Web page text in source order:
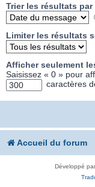
Trier les résultats par
Limiter les résultats
Afficher seulement
Saisissez « 0 » pour
caractères
Accueil du forum
Développé